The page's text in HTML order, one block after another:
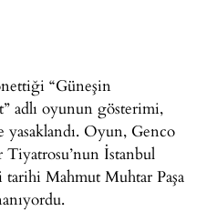
“Güneşin
adlı oyunun gösterimi,
Oyun, Genco
İstanbul
tarihi Mahmut Muhtar Paşa